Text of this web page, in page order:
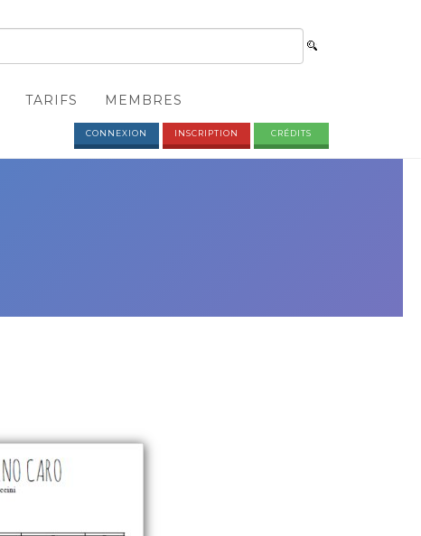
TARIFS MEMBRES
CONNEXION INSCRIPTION CRÉDITS